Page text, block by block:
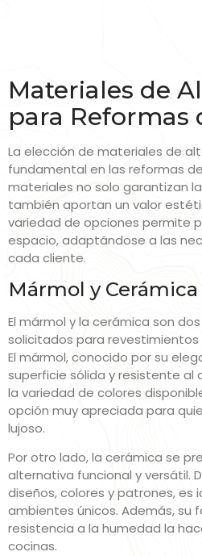
Materiales de
para Reformas
La elección de materiales de
fundamental en las reformas
materiales no solo garantizan
también aportan un valor
variedad de opciones permite
espacio, adaptándose a las
cada cliente.
Mármol y Cerámica
El mármol y la cerámica son
solicitados para revestimientos
El mármol, conocido por su
superficie sólida y resistente al
la variedad de colores
opción muy apreciada para
lujoso.
Por otro lado, la cerámica se
alternativa funcional y versátil.
diseños, colores y patrones, es
ambientes únicos. Además, su
resistencia a la humedad la
cocinas.